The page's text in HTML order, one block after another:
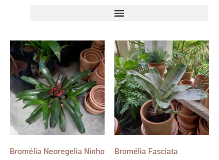
Bromélia Neoregelia Ninho Bromélia Fasciata